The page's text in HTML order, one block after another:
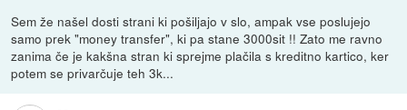
Sem že našel dosti strani ki pošiljajo v slo, ampak vse poslujejo
samo prek "money transfer", ki pa stane 3000sit !! Zato me ravno
zanima če je kakšna stran ki sprejme plačila s kreditno kartico, ker
potem se privarčuje teh 3k...